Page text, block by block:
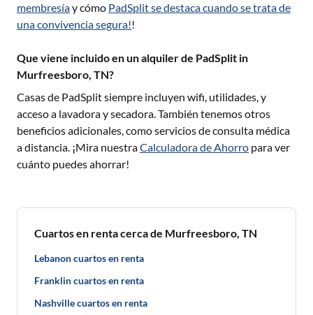
membresíay cómo PadSplit se destaca cuando se trata de
una convivencia segura!!
Que viene incluido en un alquiler de PadSplit in
Murfreesboro, TN?
Casas de PadSplit siempre incluyen wifi, utilidades, y
acceso a lavadora y secadora. También tenemos otros
beneficios adicionales, como servicios de consulta médica
a distancia. ¡Mira nuestraCalculadora de Ahorro para ver
cuánto puedes ahorrar!
Cuartos en renta cerca de Murfreesboro, TN
Lebanon cuartos en renta
Franklin cuartos en renta
Nashville cuartos en renta